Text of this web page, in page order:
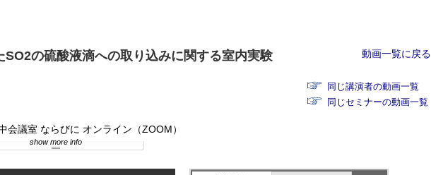
動画一覧に戻る
の硫酸液滴への取り込みに関する室内実験
同じ講演者の動画一覧
同じセミナーの動画一覧
議室 ならびに オンライン（ZOOM）
show more info